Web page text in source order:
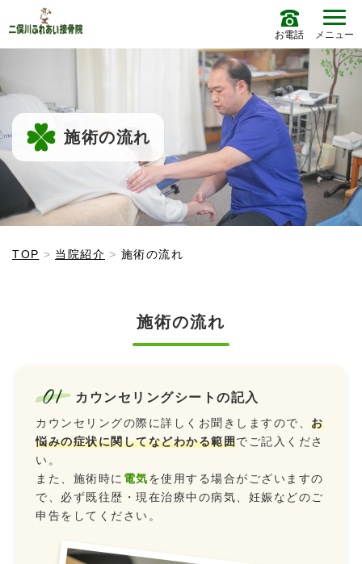
お電話 メニュー
施術の流れ
TOP 当院紹介 施術の流れ
施術の流れ
01 カウンセリングシートの記入
カウンセリングの際に詳しくお聞きしますので、 お
悩みの症状に関してなどわかる範囲でご記入くださ
い。
また、施術時に 電気を使用する場合がございますの
で、必ず既往歴・現在治療中の病気、妊娠などのご
申告をしてください。